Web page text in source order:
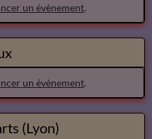
un évènement.
un évènement.
(Lyon)